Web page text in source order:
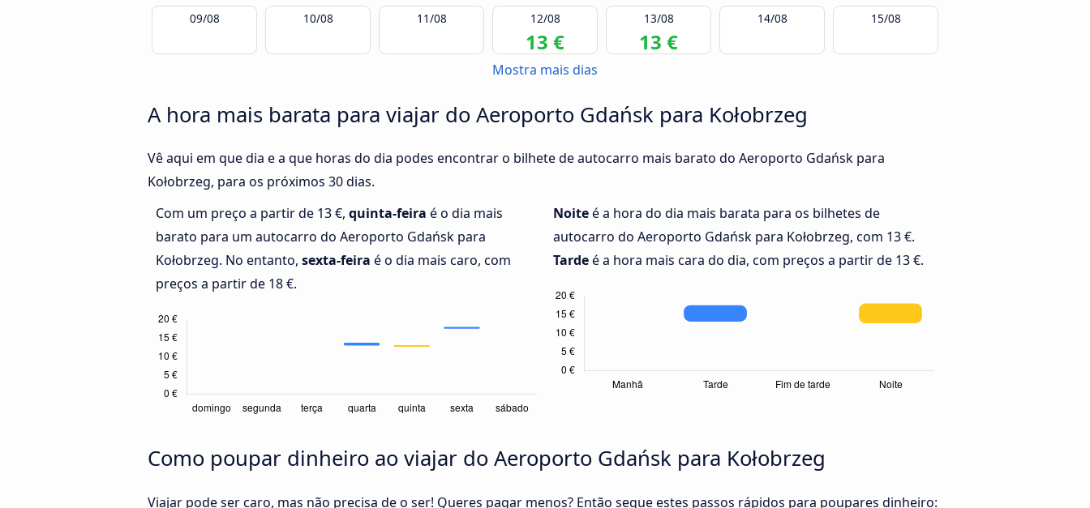
09/08 10/08 11/08 12/08
13 €
13/08
13 €
14/08 15/08
Mostra mais dias
A hora mais barata para viajar do Aeroporto Gdańsk para Kołobrzeg
Vê aqui em que dia e a que horas do dia podes encontrar o bilhete de autocarro mais barato do Aeroporto Gdańsk para
Kołobrzeg, para os próximos 30 dias.
Com um preço a partir de 13 €, quinta-feira é o dia mais
barato para um autocarro do Aeroporto Gdańsk para
Kołobrzeg. No entanto, sexta-feira é o dia mais caro, com
preços a partir de 18 €.
Noiteé a hora do dia mais barata para os bilhetes de
autocarro do Aeroporto Gdańsk para Kołobrzeg, com 13 €.
Tardeé a hora mais cara do dia, com preços a partir de 13 €.
Como poupar dinheiro ao viajar do Aeroporto Gdańsk para Kołobrzeg
Viajar pode ser caro, mas não precisa de o ser! Queres pagar menos? Então segue estes passos rápidos para poupares dinheiro: